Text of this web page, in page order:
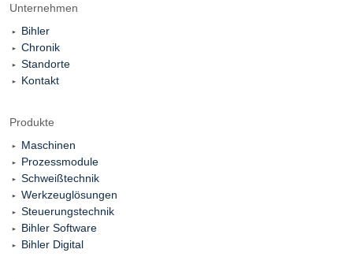
Unternehmen
Bihler
Chronik
Standorte
Kontakt
Produkte
Maschinen
Prozessmodule
Schweißtechnik
Werkzeuglösungen
Steuerungstechnik
Bihler Software
Bihler Digital